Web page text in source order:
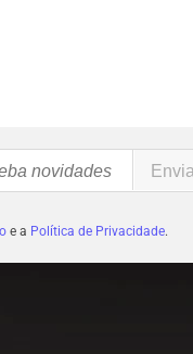
e a Política de Privacidade.